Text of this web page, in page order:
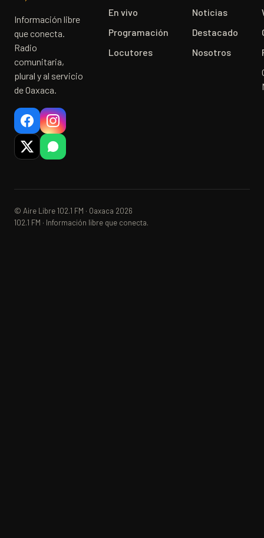
Información libre
que conecta.
Radio
comunitaria,
plural y al servicio
de Oaxaca.
En vivo
Programación
Locutores
Noticias
Destacado
Nosotros
© Aire Libre 102.1 FM · Oaxaca 2026
102.1 FM · Información libre que conecta.